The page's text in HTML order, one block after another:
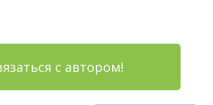
с автором!